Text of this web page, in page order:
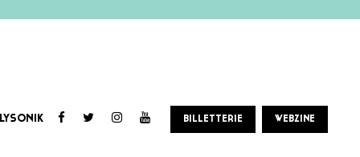
BILLETTERIE WEBZINE